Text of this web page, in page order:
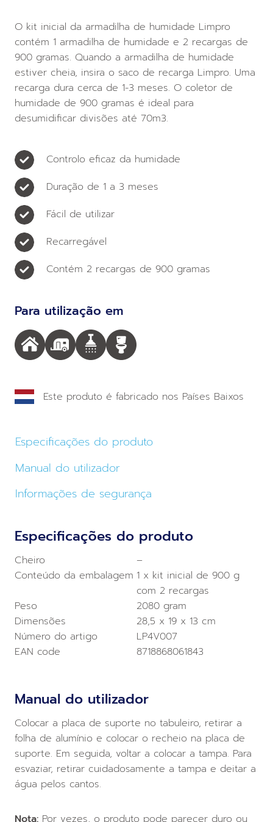
O kit inicial da armadilha de humidade Limpro
contém 1 armadilha de humidade e 2 recargas de
900 gramas. Quando a armadilha de humidade
estiver cheia, insira o saco de recarga Limpro. Uma
recarga dura cerca de 1-3 meses. O coletor de
humidade de 900 gramas é ideal para
desumidificar divisões até 70m3.
Controlo eficaz da humidade
Duração de 1 a 3 meses
Fácil de utilizar
Recarregável
Contém 2 recargas de 900 gramas
Para utilização em
Este produto é fabricado nos Países Baixos
Especificações do produto
Manual do utilizador
Informações de segurança
Especificações do produto
Cheiro
–
Conteúdo da embalagem 1 x kit inicial de 900 g
com 2 recargas
Peso
2080 gram
Dimensões
28,5 x 19 x 13 cm
Número do artigo
LP4V007
EAN code
8718868061843
Manual do utilizador
Colocar a placa de suporte no tabuleiro, retirar a
folha de alumínio e colocar o recheio na placa de
suporte. Em seguida, voltar a colocar a tampa. Para
esvaziar, retirar cuidadosamente a tampa e deitar a
água pelos cantos.
Nota: Por vezes, o produto pode parecer duro ou